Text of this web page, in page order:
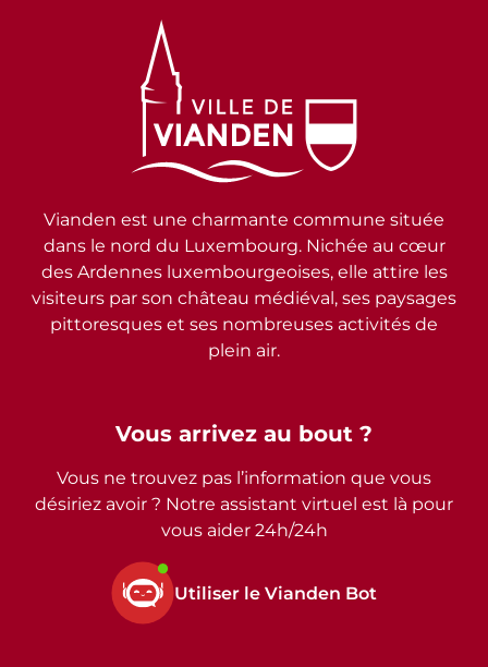
Vous arrivez au bout ?
Vous ne trouvez pas l’information que vous
désiriez avoir ? Notre assistant virtuel est là pour
vous aider 24h/24h
Utiliser le Vianden Bot
Vianden est une charmante commune située
dans le nord du Luxembourg. Nichée au cœur
des Ardennes luxembourgeoises, elle attire les
visiteurs par son château médiéval, ses paysages
pittoresques et ses nombreuses activités de
plein air.